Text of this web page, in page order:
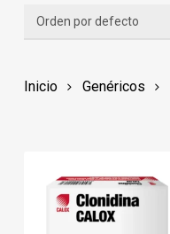
Inicio Genéricos